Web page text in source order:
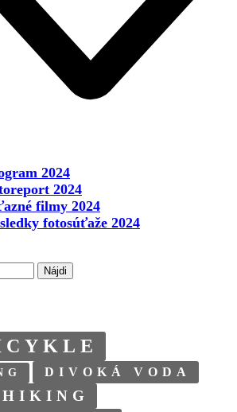
2024
2024
filmy 2024
fotosúťaže 2024
DIVOKÁ VODA
HIKING